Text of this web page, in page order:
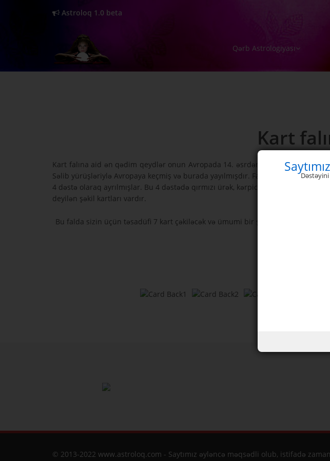
Astroloq 1.0 beta
Qərb Astrologiyası
Kart
Kart falına aid ən qədim qeydlər onun Avropada 14. əsrdən etibarən
Səlib yürüşləriylə Avropaya keçmiş və burada yayılmışdır. Falın Avropadan
4 dəstə olaraq ayrılmışlar. Bu 4 dəstədə qırmızı ürək, kərpic, xaç və qara
deyilən şəkil kartları vardır.
Bu falda sizin üçün təsadüfi 7 kart çəkiləcək və ümumi bir şərh hazırlanacaq.
© 2013-2022 www.astroloq.com - Saytımız əyləncə məqsədli olub, istifadə